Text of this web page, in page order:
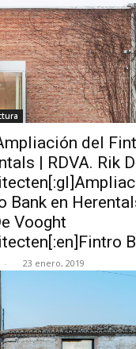
del
| RDVA. Rik
Bank en
Vooght
- 23 enero, 2019